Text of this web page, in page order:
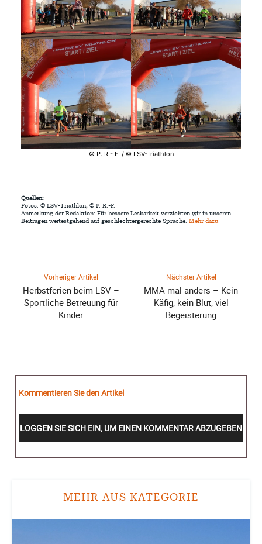
MEHR AUS KATEGORIE
© P. R.- F. / © LSV-Triathlon
Quellen:
Fotos: © LSV-Triathlon, © P. R.-F.
Anmerkung der Redaktion: Für bessere Lesbarkeit verzichten wir in unseren
Beiträgen weitestgehend auf geschlechtergerechte Sprache. Mehr dazu
Vorheriger Artikel
Herbstferien beim LSV –
Sportliche Betreuung für
Kinder
Nächster Artikel
MMA mal anders – Kein
Käfig, kein Blut, viel
Begeisterung
Kommentieren Sie den Artikel
LOGGEN SIE SICH EIN, UM EINEN KOMMENTAR ABZUGEBEN